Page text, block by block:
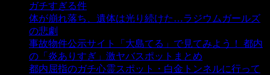
ガチすぎる件
体が崩れ落ち、遺体は光り続けた…ラジウムガールズ
の悲劇
事故物件公示サイト「大島てる」で見てみよう！ 都内
の「炎ありすぎ」激ヤバスポットまとめ
都内屈指のガチ心霊スポット・白金トンネルに行って